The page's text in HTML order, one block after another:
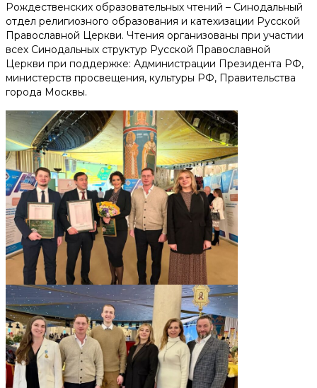
Рождественских образовательных чтений – Синодальный
отдел религиозного образования и катехизации Русской
Православной Церкви. Чтения организованы при участии
всех Синодальных структур Русской Православной
Церкви при поддержке: Администрации Президента РФ,
министерств просвещения, культуры РФ, Правительства
города Москвы.